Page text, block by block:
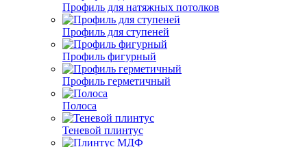
Профиль для натяжных потолков
Профиль для ступеней
Профиль фигурный
Профиль герметичный
Полоса
Теневой плинтус